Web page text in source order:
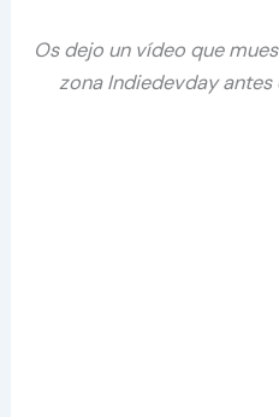
Os dejo un vídeo que
zona Indiedevday